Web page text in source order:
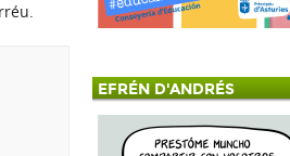
EFRÉN D'ANDRÉS